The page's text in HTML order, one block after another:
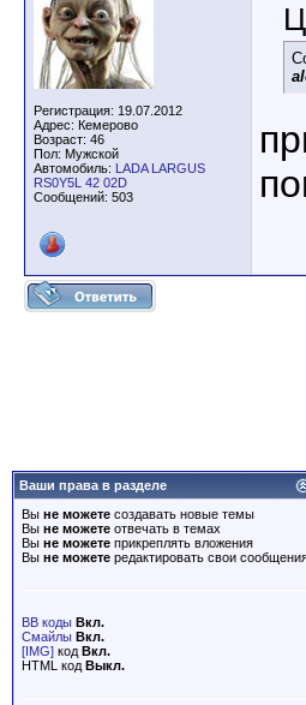
Регистрация: 19.07.2012
Адрес: Кемерово
Возраст: 46
Пол: Мужской
Автомобиль: LADA LARGUS
RS0Y5L 42 02D
Сообщений: 503
Ваши права в разделе
Вы не можете создавать новые темы
Вы не можете отвечать в темах
Вы не можете прикреплять вложения
Вы не можете редактировать свои
BB коды Вкл.
Смайлы Вкл.
[IMG] код Вкл.
HTML код Выкл.